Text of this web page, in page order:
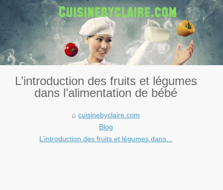
L’introduction des fruits et légumes
dans l’alimentation de bébé
cuisinebyclaire.com
Blog
L’introduction des fruits et légumes dans...